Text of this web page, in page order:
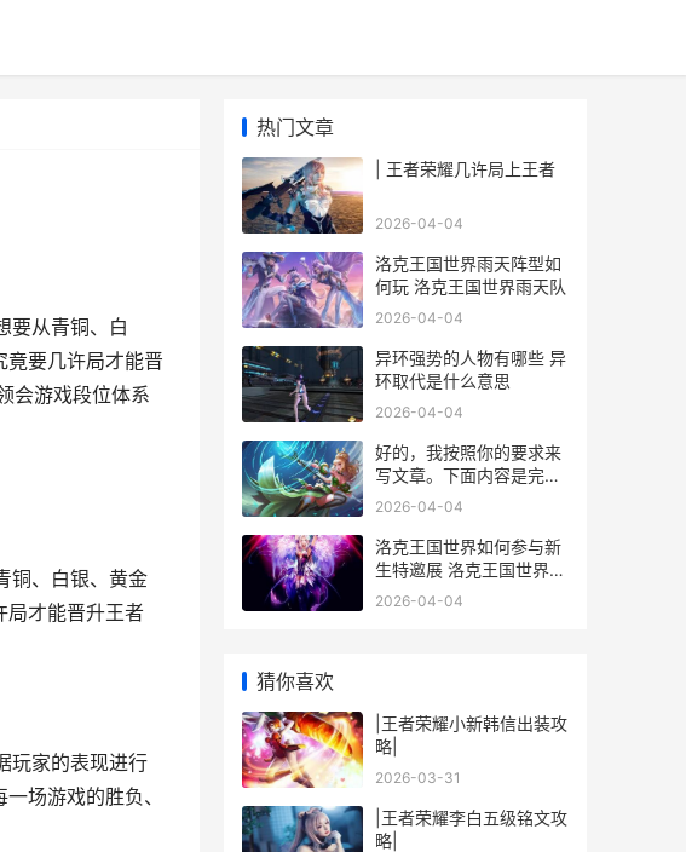
要从青铜、白
竟要几许局才能晋
会游戏段位体系
铜、白银、黄金
局才能晋升王者
玩家的表现进行
场游戏的胜负、
热门文章
| 王者荣耀几许局上王者
2026-04-04
洛克王国世界雨天阵型如
何玩 洛克王国世界雨天队
2026-04-04
异环强势的人物有哪些 异
环取代是什么意思
2026-04-04
好的，我按照你的要求来
写文章。下面内容是完整
内容：
2026-04-04
洛克王国世界如何参与新
生特邀展 洛克王国世界如
何给宠物改名字
2026-04-04
猜你喜欢
|王者荣耀小新韩信出装攻
略|
2026-03-31
|王者荣耀李白五级铭文攻
略|